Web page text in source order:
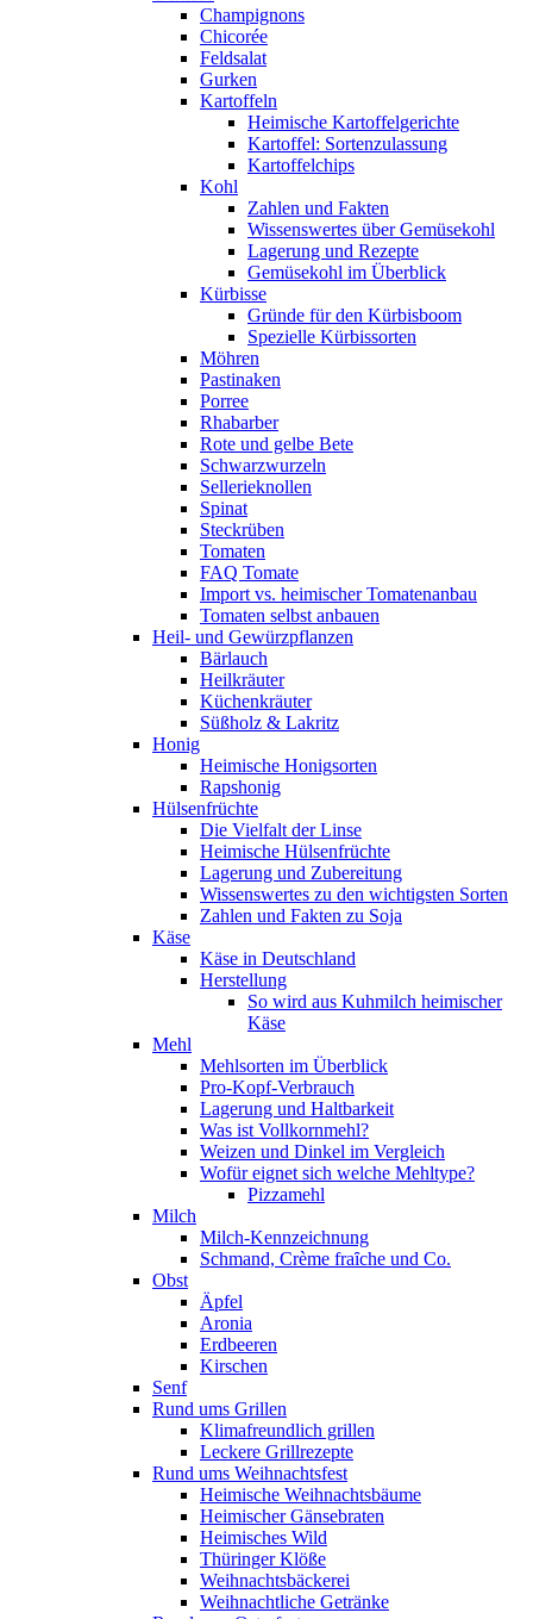
Champignons
Chicorée
Feldsalat
Gurken
Kartoffeln
Heimische Kartoffelgerichte
Kartoffel: Sortenzulassung
Kartoffelchips
Kohl
Zahlen und Fakten
Wissenswertes über Gemüsekohl
Lagerung und Rezepte
Gemüsekohl im Überblick
Kürbisse
Gründe für den Kürbisboom
Spezielle Kürbissorten
Möhren
Pastinaken
Porree
Rhabarber
Rote und gelbe Bete
Schwarzwurzeln
Sellerieknollen
Spinat
Steckrüben
Tomaten
FAQ Tomate
Import vs. heimischer Tomatenanbau
Tomaten selbst anbauen
Heil- und Gewürzpflanzen
Bärlauch
Heilkräuter
Küchenkräuter
Süßholz & Lakritz
Honig
Heimische Honigsorten
Rapshonig
Hülsenfrüchte
Die Vielfalt der Linse
Heimische Hülsenfrüchte
Lagerung und Zubereitung
Wissenswertes zu den wichtigsten Sorten
Zahlen und Fakten zu Soja
Käse
Käse in Deutschland
Herstellung
So wird aus Kuhmilch heimischer
Käse
Mehl
Mehlsorten im Überblick
Pro-Kopf-Verbrauch
Lagerung und Haltbarkeit
Was ist Vollkornmehl?
Weizen und Dinkel im Vergleich
Wofür eignet sich welche Mehltype?
Pizzamehl
Milch
Milch-Kennzeichnung
Schmand, Crème fraȋche und Co.
Obst
Äpfel
Aronia
Erdbeeren
Kirschen
Senf
Rund ums Grillen
Klimafreundlich grillen
Leckere Grillrezepte
Rund ums Weihnachtsfest
Heimische Weihnachtsbäume
Heimischer Gänsebraten
Heimisches Wild
Thüringer Klöße
Weihnachtsbäckerei
Weihnachtliche Getränke